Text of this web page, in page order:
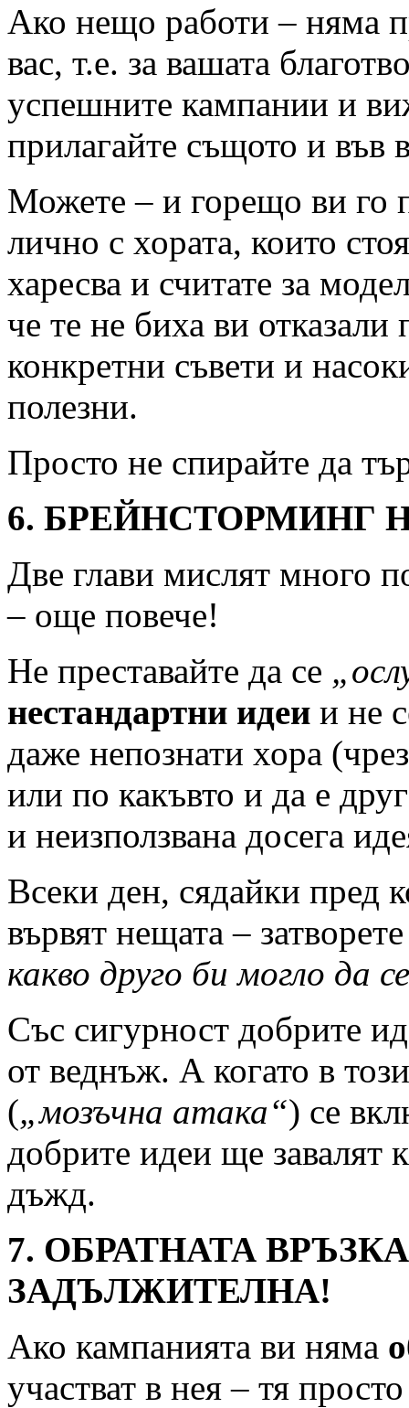
Ако нещо работи – няма
вас, т.е. за вашата
успешните кампании и
прилагайте същото и във
Можете – и горещо ви го
лично с хората, които
харесва и считате за
че те не биха ви
конкретни съвети и
полезни.
Просто не спирайте да
6. БРЕЙНСТОРМИНГ
Две глави мислят много
– още повече!
Не преставайте да се
нестандартни идеи и не
даже непознати хора
или по какъвто и да е
и неизползвана досега
Всеки ден, сядайки пред
вървят нещата –
какво друго би могло да
Със сигурност добрите
от веднъж. А когато в
(„мозъчна атака“) се
добрите идеи ще завалят
дъжд.
7. ОБРАТНАТА
ЗАДЪЛЖИТЕЛНА!
Ако кампанията ви няма
участват в нея – тя